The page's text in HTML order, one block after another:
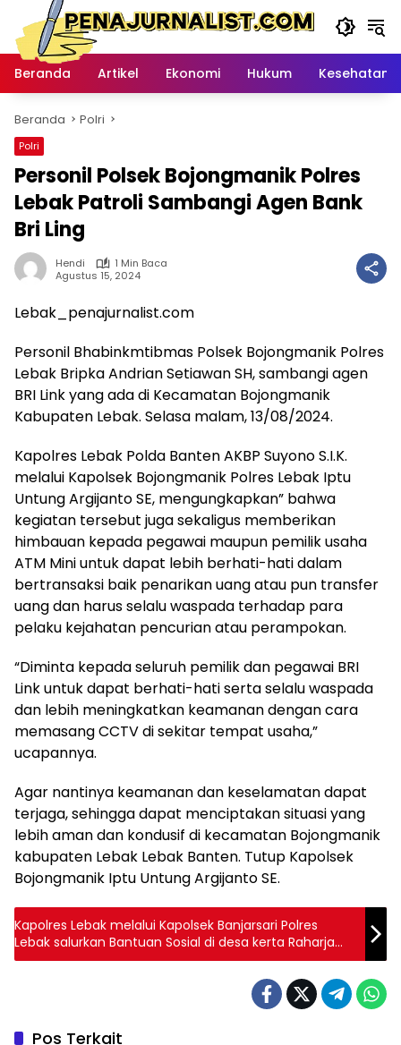
Langsung
konten
Beranda
Artikel Ekonomi Hukum Kesehatan
Beranda Polri
Polri
Personil Polsek Bojongmanik Polres
Lebak Patroli Sambangi Agen Bank
Bri Ling
Hendi
1 Min Baca
Agustus 15, 2024
Lebak_penajurnalist.com
Personil Bhabinkmtibmas Polsek Bojongmanik Polres
Lebak Bripka Andrian Setiawan SH, sambangi agen
BRI Link yang ada di Kecamatan Bojongmanik
Kabupaten Lebak. Selasa malam, 13/08/2024.
Kapolres Lebak Polda Banten AKBP Suyono S.I.K.
melalui Kapolsek Bojongmanik Polres Lebak Iptu
Untung Argijanto SE, mengungkapkan” bahwa
kegiatan tersebut juga sekaligus memberikan
himbauan kepada pegawai maupun pemilik usaha
ATM Mini untuk dapat lebih berhati-hati dalam
bertransaksi baik penarikan uang atau pun transfer
uang dan harus selalu waspada terhadap para
pelaku kejahatan pencurian atau perampokan.
“Diminta kepada seluruh pemilik dan pegawai BRI
Link untuk dapat berhati-hati serta selalu waspada
dan lebih meningkatkan keamanan dengan cara
memasang CCTV di sekitar tempat usaha,”
ucapannya.
Agar nantinya keamanan dan keselamatan dapat
terjaga, sehingga dapat menciptakan situasi yang
lebih aman dan kondusif di kecamatan Bojongmanik
kabupaten Lebak Lebak Banten. Tutup Kapolsek
Bojongmanik Iptu Untung Argijanto SE.
Kapolres Lebak melalui Kapolsek Banjarsari Polres
Lebak salurkan Bantuan Sosial di desa kerta Raharja
kecamatan Banjarsari
Pos Terkait